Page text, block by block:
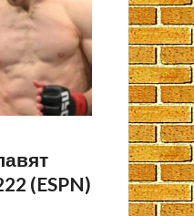
(ESPN)